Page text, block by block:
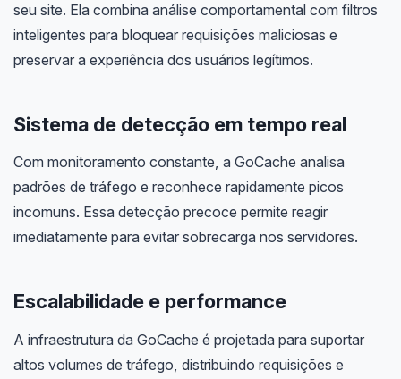
seu site. Ela combina análise comportamental com filtros
inteligentes para bloquear requisições maliciosas e
preservar a experiência dos usuários legítimos.
Sistema de detecção em tempo real
Com monitoramento constante, a GoCache analisa
padrões de tráfego e reconhece rapidamente picos
incomuns. Essa detecção precoce permite reagir
imediatamente para evitar sobrecarga nos servidores.
Escalabilidade e performance
A infraestrutura da GoCache é projetada para suportar
altos volumes de tráfego, distribuindo requisições e